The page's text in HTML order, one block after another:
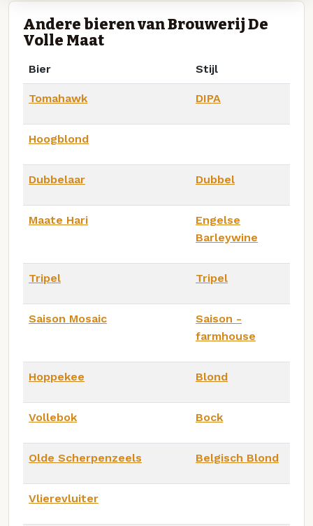
Andere bieren van Brouwerij De
Volle Maat
Bier Stijl
Tomahawk DIPA
Hoogblond
Dubbelaar Dubbel
Maate Hari
Engelse
Barleywine
Tripel Tripel
Saison Mosaic
Saison -
farmhouse
Hoppekee Blond
Vollebok Bock
Olde Scherpenzeels Belgisch Blond
Vlierevluiter